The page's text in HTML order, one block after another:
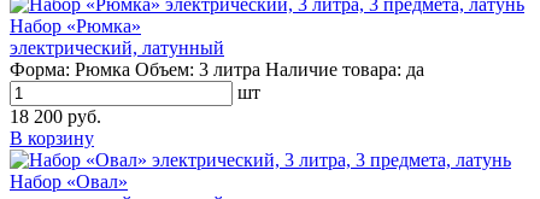
Набор «Рюмка»
электрический, латунный
Форма: Рюмка Объем: 3 литра Наличие товара: да
шт
18 200 руб.
В корзину
Набор «Овал»